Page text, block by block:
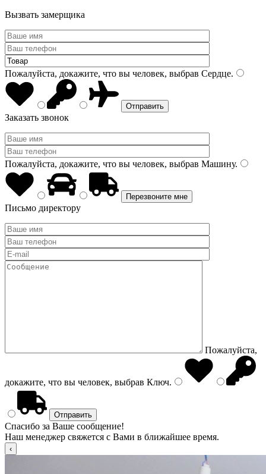
Вызвать замерщика
Пожалуйста, докажите, что вы человек, выбрав Сердце.
Заказать звонок
Пожалуйста, докажите, что вы человек, выбрав Машину.
Письмо директору
Пожалуйста,
докажите, что вы человек, выбрав Ключ.
Спасибо за Ваше сообщение!
Наш менеджер свяжется с Вами в ближайшее время.